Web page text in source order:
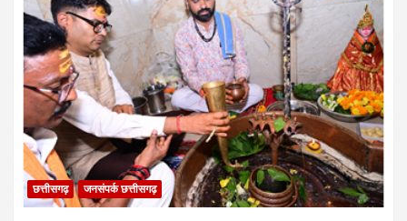
छत्तीसगढ़ जनसंपर्क छत्तीसगढ़